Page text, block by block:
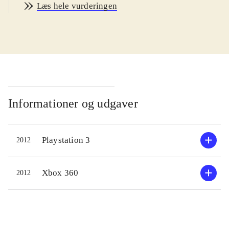
(primært "Dynasty Warriors 7") og
tusinder af fjender på store
masser af forskellige våben og
angrebskombinationer at lære og der
er over 120 karakterer at spille og
udbygge. Som noget nyt har spillet
en story mode, med en historie om
tidsrejser og et legendarisk monster -
historien er dog ret rodet og ikke
Læs hele vurderingen
Informationer og udgaver
2012 Playstation 3
2012 Xbox 360